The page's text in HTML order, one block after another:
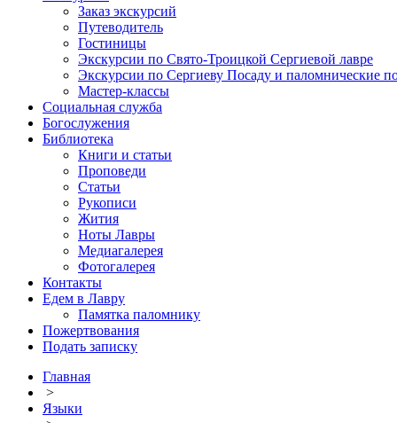
Заказ экскурсий
Путеводитель
Гостиницы
Экскурсии по Свято-Троицкой Сергиевой лавре
Экскурсии по Сергиеву Посаду и паломнические
Мастер-классы
Социальная служба
Богослужения
Библиотека
Книги и статьи
Проповеди
Статьи
Рукописи
Жития
Ноты Лавры
Медиагалерея
Фотогалерея
Контакты
Едем в Лавру
Памятка паломнику
Пожертвования
Подать записку
Главная
>
Языки